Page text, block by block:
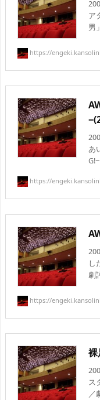
ア
男
https://
あ
https://
し
劇
https://
裸
ス
／